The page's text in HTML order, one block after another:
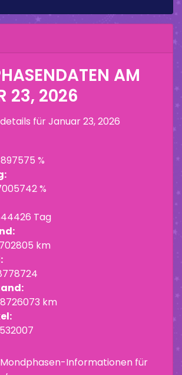
AM
23, 2026
fürJanuar 23, 2026
%
%
Tag
km
km
Mondphasen-Informationen für